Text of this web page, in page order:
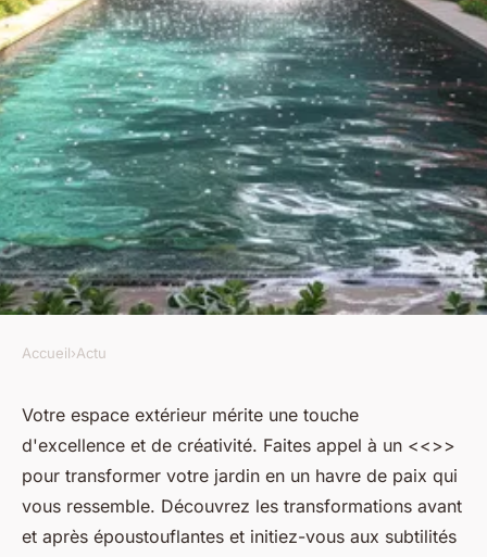
Jardinier paysagiste :
métamorphosez votre jardin
luc•18 juin 2024• 2 min de lecture
Accueil›Actu
Votre espace extérieur mérite une touche
d'excellence et de créativité. Faites appel à un <<>>
pour transformer votre jardin en un havre de paix qui
vous ressemble. Découvrez les transformations avant
et après époustouflantes et initiez-vous aux subtilités